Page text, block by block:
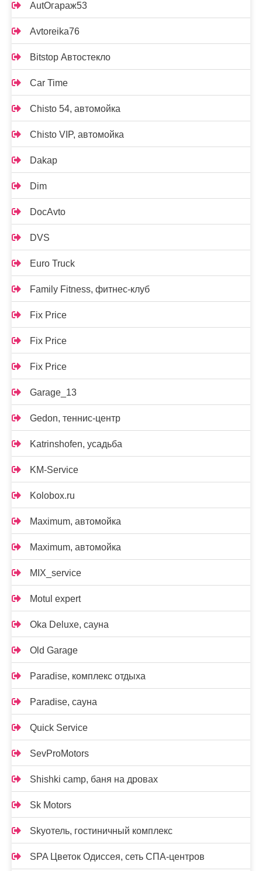
AutOгараж53
Avtoreika76
Bitstop Автостекло
Car Time
Chisto 54, автомойка
Chisto VIP, автомойка
Dakap
Dim
DocAvto
DVS
Euro Truck
Family Fitness, фитнес-клуб
Fix Price
Fix Price
Fix Price
Garage_13
Gedon, теннис-центр
Katrinshofen, усадьба
KM-Service
Kolobox.ru
Maximum, автомойка
Maximum, автомойка
MIX_service
Motul expert
Oka Deluxe, сауна
Old Garage
Paradise, комплекс отдыха
Paradise, сауна
Quick Service
SevProMotors
Shishki camp, баня на дровах
Sk Motors
Skyотель, гостиничный комплекс
SPA Цветок Одиссея, сеть СПА-центров